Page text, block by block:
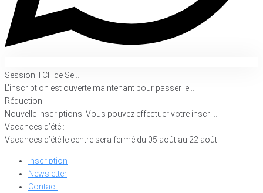
Session TCF de Se... :
L’inscription est ouverte maintenant pour passer le...
Réduction :
Nouvelle Inscriptions: Vous pouvez effectuer votre inscri...
Vacances d’été :
Vacances d’été le centre sera fermé du 05 août au 22 août
Inscription
Newsletter
Contact